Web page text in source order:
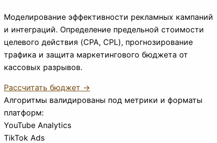
Моделирование эффективности рекламных кампаний
и интеграций. Определение предельной стоимости
целевого действия (CPA, CPL), прогнозирование
трафика и защита маркетингового бюджета от
кассовых разрывов.
Рассчитать бюджет →
Алгоритмы валидированы под метрики и форматы
платформ:
YouTube Analytics
TikTok Ads